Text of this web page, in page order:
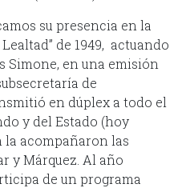
su presencia en la
de 1949, actuando
Simone, en una emisión
de
en dúplex a todo el
y del Estado (hoy
la acompañaron las
y Márquez. Al año
de un programa